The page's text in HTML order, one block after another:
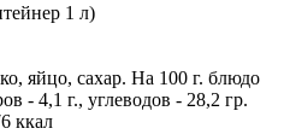
1 л)
яйцо, сахар. На 100 г. блюдо
- 4,1 г., углеводов - 28,2 гр.
ккал